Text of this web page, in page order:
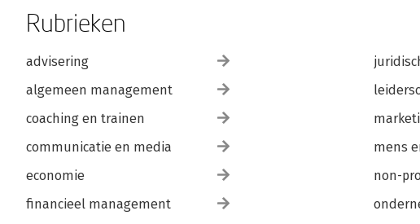
Rubrieken
advisering
algemeen management
coaching en trainen
communicatie en media
economie
financieel management
mens
non-